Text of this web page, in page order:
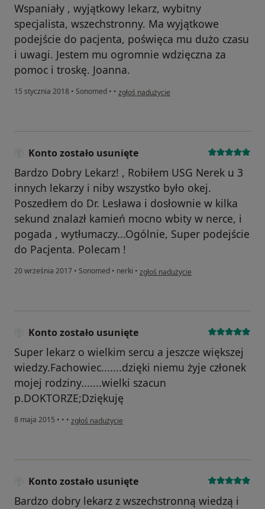
Wspaniały , wyjątkowy lekarz, wybitny
specjalista, wszechstronny. Ma wyjątkowe
podejście do pacjenta, poświęca mu dużo czasu
i uwagi. Jestem mu ogromnie wdzięczna za
pomoc i troskę. Joanna.
15 stycznia 2018 • Sonomed • • w opinii użytkownika Konto zostało usunięte
zgłoś nadużycie
Konto zostało usunięte
Bardzo Dobry Lekarz! , Robiłem USG Nerek u 3
innych lekarzy i niby wszystko było okej.
Poszedłem do Dr. Lesława i dosłownie w kilka
sekund znalazł kamień mocno wbity w nerce, i
pogada , wytłumaczy...Ogólnie, Super podejście
do Pacjenta. Polecam !
20 września 2017 • Sonomed • nerki • w opinii użytkownika Konto zostało
zgłoś nadużycie
Konto zostało usunięte
Super lekarz o wielkim sercu a jeszcze większej
wiedzy.Fachowiec.......dzięki niemu żyje członek
mojej rodziny.......wielki szacun
p.DOKTORZE;Dziękuję
8 maja 2015 • • • w opinii użytkownika Konto zostało usunięte
zgłoś nadużycie
Konto zostało usunięte
Bardzo dobry lekarz z wszechstronną wiedzą i